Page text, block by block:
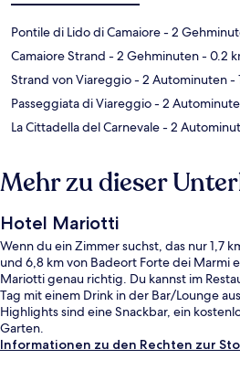
Pontile di Lido di Camaiore- 2
Camaiore Strand - 2 Gehminuten- 0.2
Strand von Viareggio- 2 Autominuten-
Passeggiata di Viareggio- 2
La Cittadella del Carnevale- 2
Mehr zu dieser
Hotel Mariotti
Wenn du ein Zimmer suchst, das nur 1,7
und 6,8 km von Badeort Forte dei Marmi
Mariotti genau richtig. Du kannst im
Tag mit einem Drink in der Bar/Lounge
Highlights sind eine Snackbar, ein
Garten.
Informationen zu den Rechten zur